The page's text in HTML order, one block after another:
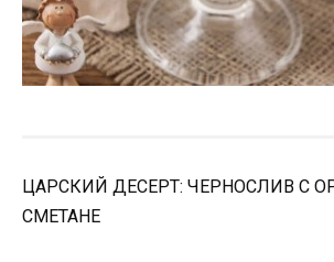
ЦАРСКИЙ ДЕСЕРТ: ЧЕРНОСЛИВ С
СМЕТАНЕ